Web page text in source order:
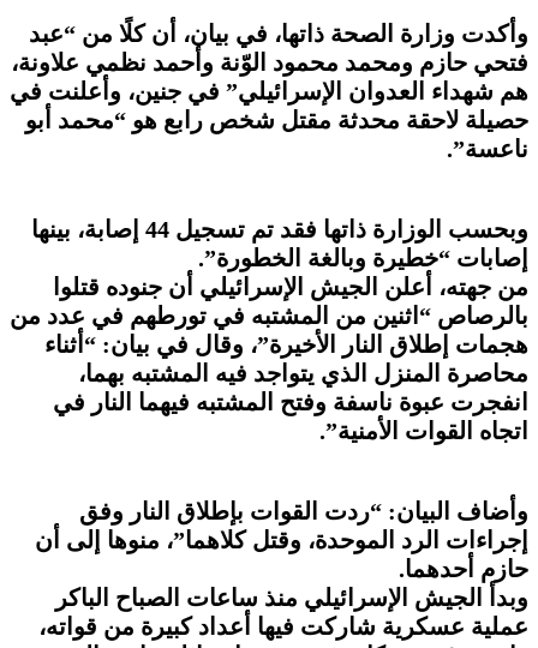
وأكدت وزارة الصحة ذاتها، في بيان، أن كلًا من “عبد
فتحي حازم ومحمد محمود الوّنة وأحمد نظمي علاونة،
هم شهداء العدوان الإسرائيلي” في جنين، وأعلنت في
حصيلة لاحقة محدثة مقتل شخص رابع هو “محمد أبو
ناعسة”.
وبحسب الوزارة ذاتها فقد تم تسجيل 44 إصابة، بينها
إصابات “خطيرة وبالغة الخطورة”.
من جهته، أعلن الجيش الإسرائيلي أن جنوده قتلوا
بالرصاص “اثنين من المشتبه في تورطهم في عدد من
هجمات إطلاق النار الأخيرة”، وقال في بيان: “أثناء
محاصرة المنزل الذي يتواجد فيه المشتبه بهما،
انفجرت عبوة ناسفة وفتح المشتبه فيهما النار في
اتجاه القوات الأمنية”.
وأضاف البيان: “ردت القوات بإطلاق النار وفق
إجراءات الرد الموحدة، وقتل كلاهما”، منوها إلى أن
حازم أحدهما.
وبدأ الجيش الإسرائيلي منذ ساعات الصباح الباكر
عملية عسكرية شاركت فيها أعداد كبيرة من قواته،